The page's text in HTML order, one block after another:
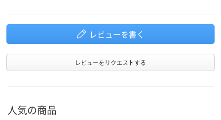
レビューを書く
レビューをリクエストする
人気の商品